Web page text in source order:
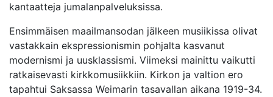
kantaatteja jumalanpalveluksissa.
Ensimmäisen maailmansodan jälkeen musiikissa olivat
vastakkain ekspressionismin pohjalta kasvanut
modernismi ja uusklassismi. Viimeksi mainittu vaikutti
ratkaisevasti kirkkomusiikkiin. Kirkon ja valtion ero
tapahtui Saksassa Weimarin tasavallan aikana 1919-34.